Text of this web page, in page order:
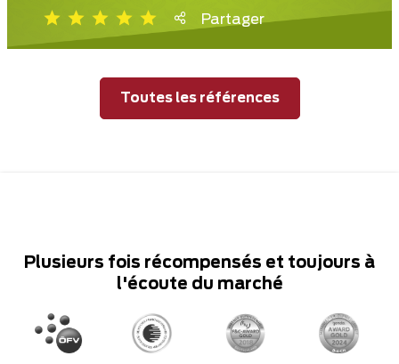
Partager
Toutes les références
Plusieurs fois récompensés et toujours à
l'écoute du marché